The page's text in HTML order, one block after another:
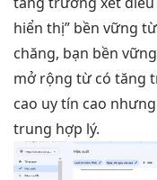
hiển thị” bền vững
chăng, bạn bền vững
mở rộng từ có tăng
cao uy tín cao nhưng
trung hợp lý.